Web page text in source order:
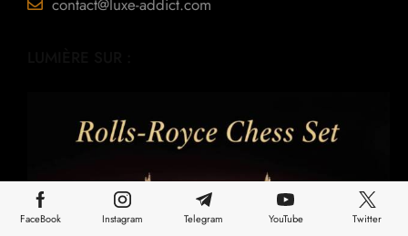
FaceBook Instagram Telegram YouTube Twitter